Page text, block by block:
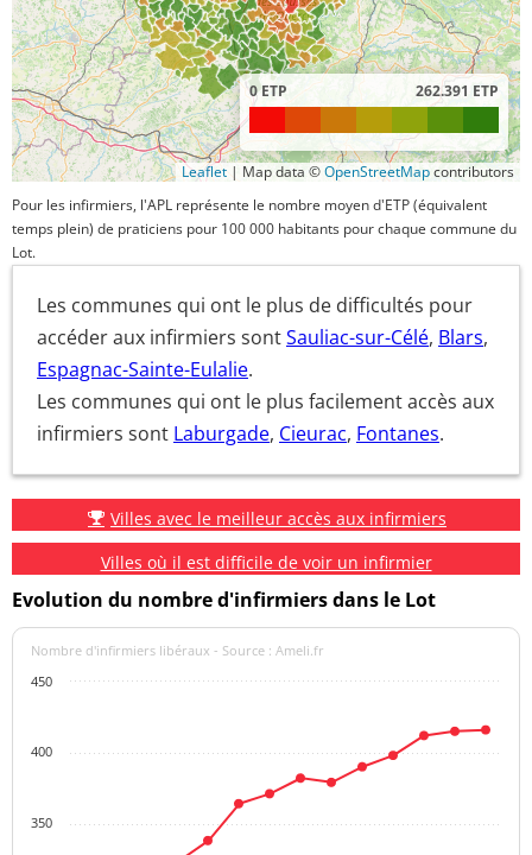
0 ETP 262.391 ETP
Leaflet | Map data ©OpenStreetMapcontributors
Pour les infirmiers, l'APL représente le nombre moyen d'ETP (équivalent
temps plein) de praticiens pour 100 000 habitants pour chaque commune du
Lot.
Les communes qui ont le plus de difficultés pour
accéder aux infirmiers sontSauliac-sur-Célé, Blars,
Espagnac-Sainte-Eulalie.
Les communes qui ont le plus facilement accès aux
infirmiers sont Laburgade, Cieurac, Fontanes.
Villes avec le meilleur accès aux infirmiers
Villes où il est difficile de voir un infirmier
Evolution du nombre d'infirmiers dans le Lot
Nombre d'infirmiers libéraux - Source : Ameli.fr
350
400
450